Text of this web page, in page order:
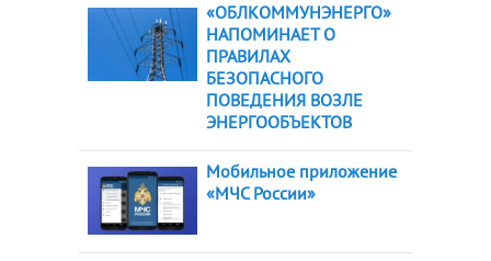
«ОБЛКОММУНЭНЕРГО»
НАПОМИНАЕТ О
ПРАВИЛАХ
БЕЗОПАСНОГО
ПОВЕДЕНИЯ ВОЗЛЕ
ЭНЕРГООБЪЕКТОВ
Мобильное приложение
«МЧС России»